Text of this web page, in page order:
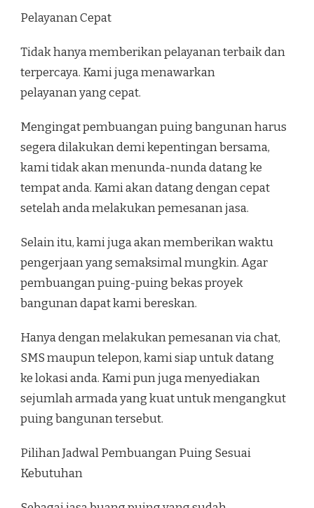
Pelayanan Cepat
Tidak hanya memberikan pelayanan terbaik dan
terpercaya. Kami juga menawarkan
pelayanan yang cepat.
Mengingat pembuangan puing bangunan harus
segera dilakukan demi kepentingan bersama,
kami tidak akan menunda-nunda datang ke
tempat anda. Kami akan datang dengan cepat
setelah anda melakukan pemesanan jasa.
Selain itu, kami juga akan memberikan waktu
pengerjaan yang semaksimal mungkin. Agar
pembuangan puing-puing bekas proyek
bangunan dapat kami bereskan.
Hanya dengan melakukan pemesanan via chat,
SMS maupun telepon, kami siap untuk datang
ke lokasi anda. Kami pun juga menyediakan
sejumlah armada yang kuat untuk mengangkut
puing bangunan tersebut.
Pilihan Jadwal Pembuangan Puing Sesuai
Kebutuhan